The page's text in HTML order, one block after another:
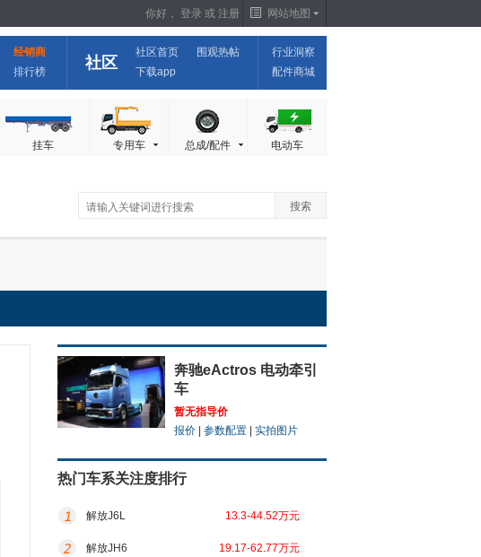
你好， 登录 或 注册 网站地图
经销商
排行榜 社区
社区首页
围观热帖
下载app
行业洞察
配件商城
挂车 专用车 总成/配件 电动车
奔驰eActros 电动牵引
车
暂无指导价
报价
参数配置 实拍图片
热门车系关注度排行
解放J6L 13.3-44.52万元
解放JH6 19.17-62.77万元